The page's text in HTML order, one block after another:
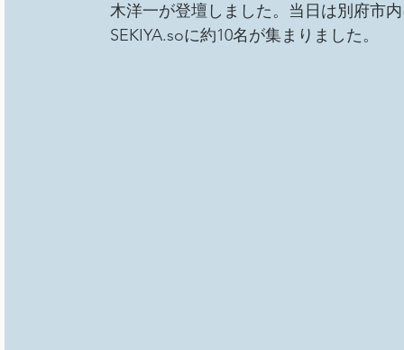
木洋一が登壇しました。当日は別府市
SEKIYA.soに約10名が集まりました。